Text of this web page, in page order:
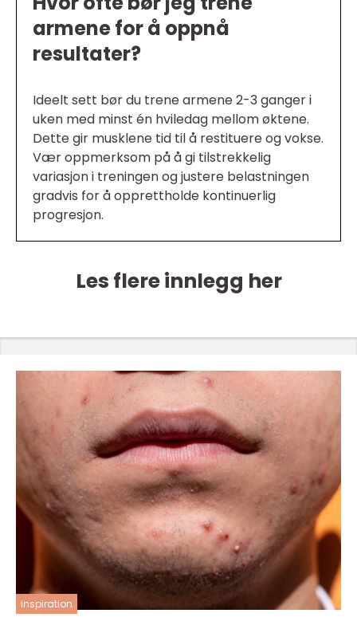
armene for å oppnå
resultater?
Ideelt sett bør du trene armene 2-3 ganger i
uken med minst én hviledag mellom øktene.
Dette gir musklene tid til å restituere og vokse.
Vær oppmerksom på å gi tilstrekkelig
variasjon i treningen og justere belastningen
gradvis for å opprettholde kontinuerlig
progresjon.
Les flere innlegg her
inspiration